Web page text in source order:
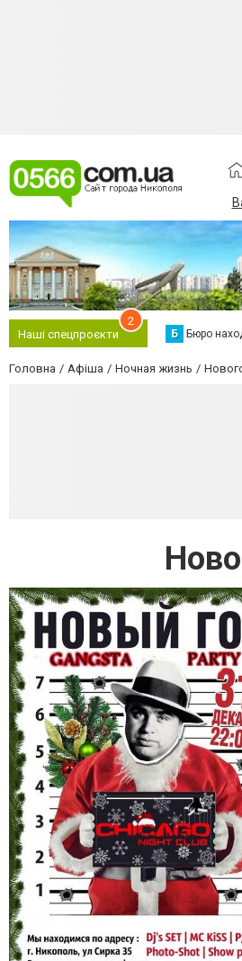
Наші спецпроєкти
2
Б Бюро
Головна Афіша Ночная жизнь